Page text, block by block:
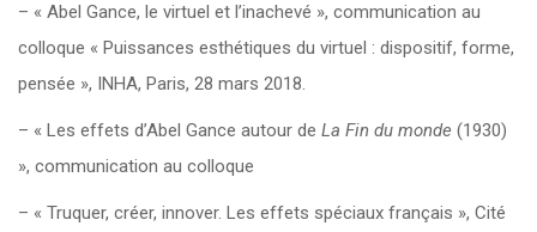
– « Abel Gance, le virtuel et l’inachevé », communication au
colloque « Puissances esthétiques du virtuel : dispositif, forme,
pensée », INHA, Paris, 28 mars 2018.
– « Les effets d’Abel Gance autour de La Fin du monde (1930)
», communication au colloque
– « Truquer, créer, innover. Les effets spéciaux français », Cité